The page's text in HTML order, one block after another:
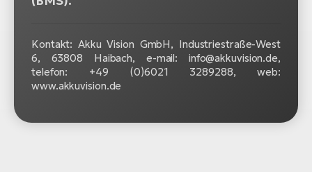
Kontakt: Akku Vision GmbH, Industriestraße-West
6, 63808 Haibach, e-mail: info@akkuvision.de,
telefon: +49 (0)6021 3289288, web:
www.akkuvision.de